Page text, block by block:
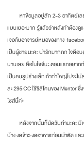
หาข้อมูลอยู่สัก 2-3 อาทิตย์เลย
แบบเยอะมาก รู้แล้วว่าหลังทำต้องดู
เจอกับอาจารย์หมอของทาง
เป็นผู้ชายนะคะ น่ารักมากกก ใจดีอ
นานเลย คือในใจจีนะ ตอนแรกอยา
เป็นคนรูปร่างเล็ก ถ้าทำใหญ่ไปจะไ
ละ 295 CC ใช้ซิลิโคนของ Mentor
ไซส์นี้ค่ะ
หลังจากนั้นก็นัดวันทำนะคะ มีเจ้
บ้าง งดข้าว งดอาหารก่อนผ่าตัด แล